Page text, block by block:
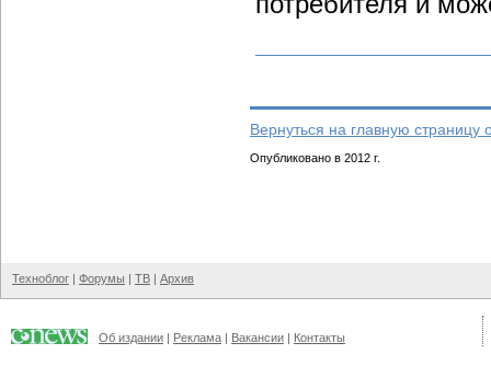
Вернуться на главную страницу
Опубликовано в 2012 г.
Техноблог | Форумы | ТВ | Архив
Об издании | Реклама | Вакансии | Контакты